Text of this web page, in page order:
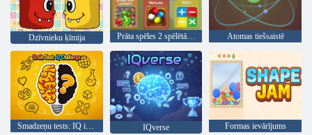
Dzīvnieku ķīmija Prāta spēles 2 spēlētājiem Atomas tiešsaistē
Smadzeņu tests: IQ izaicinājums IQverse Formas ievārījums